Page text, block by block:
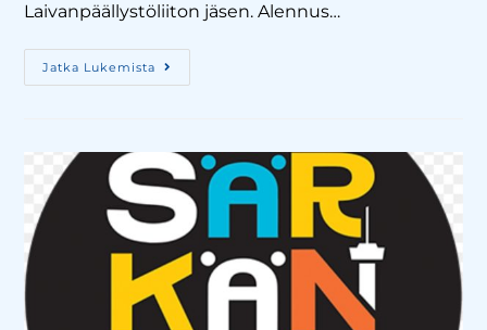
Laivanpäällystöliiton jäsen. Alennus…
Jatka Lukemista